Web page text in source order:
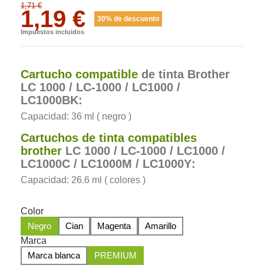
1,71 €
1,19 € 30% de descuento
Impuestos incluidos
Cartucho compatible de tinta Brother
LC 1000 / LC-1000 / LC1000 /
LC1000BK:
Capacidad: 36 ml ( negro )
Cartuchos de tinta compatibles
brother LC 1000 / LC-1000 / LC1000 /
LC1000C / LC1000M / LC1000Y:
Capacidad: 26.6 ml ( colores )
Color
Negro
Cian Magenta
Amarillo
Marca
Marca blanca
PREMIUM